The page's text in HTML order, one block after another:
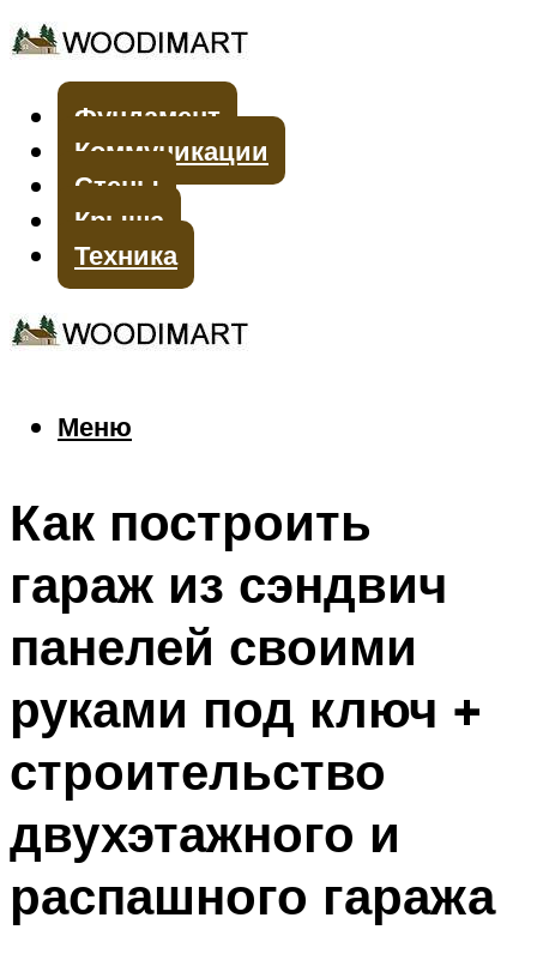
Фундамент
Коммуникации
Стены
Крыша
Техника
Меню
Меню
Как построить
гараж из сэндвич
панелей своими
руками под ключ +
строительство
двухэтажного и
распашного гаража